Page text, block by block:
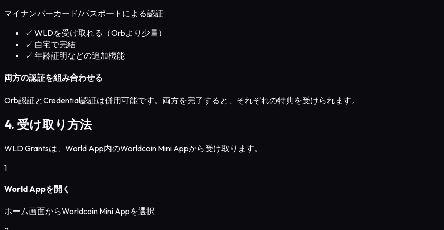
マイナンバーカード/パスポートによる認証
✓ WLDを受け取れる（Orbより少量）
✓ 自宅で完結
✓ 年齢証明などの追加機能
両方の認証を組み合わせる
Orb認証とCredential認証は併用可能です。両方を完了すると、それぞれの特典を受けられます。
4. 受け取り方法
WLD Grantsは、World App内のWorldcoin Mini Appから受け取ります。
1
World Appを開く
ホーム画面からWorldcoin Mini Appを選択